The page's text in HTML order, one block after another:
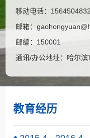
移动电话：
邮箱：
邮编： 150001
通讯/办公地址： 哈尔滨
教育经历